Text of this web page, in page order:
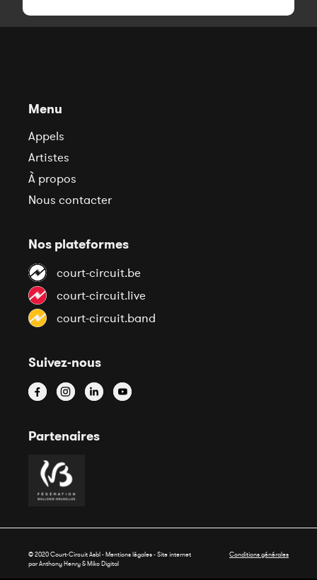
Menu
Appels
Artistes
À propos
Nous contacter
Nos plateformes
court-circuit.be
court-circuit.live
court-circuit.band
Suivez-nous
Partenaires
© 2020 Court-Circuit Asbl - Mentions légales - Site internet
par Anthony Henry &Miko Digital
Conditions générales